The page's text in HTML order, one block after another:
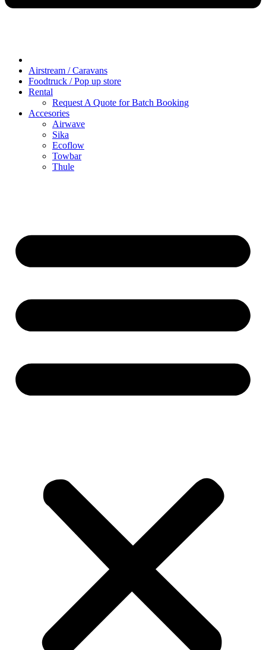
Airstream / Caravans
Foodtruck / Pop up store
Rental
Request A Quote for Batch Booking
Accesories
Airwave
Sika
Ecoflow
Towbar
Thule